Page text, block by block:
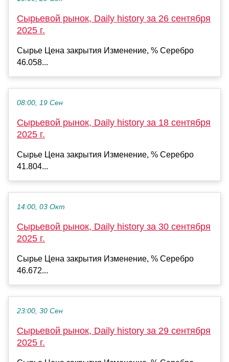
Сырьевой рынок, Daily history за 26 сентября
2025 г.
Сырье Цена закрытия Изменение, % Серебро
46.058...
08:00, 19 Сен
Сырьевой рынок, Daily history за 18 сентября
2025 г.
Сырье Цена закрытия Изменение, % Серебро
41.804...
14:00, 03 Окт
Сырьевой рынок, Daily history за 30 сентября
2025 г.
Сырье Цена закрытия Изменение, % Серебро
46.672...
23:00, 30 Сен
Сырьевой рынок, Daily history за 29 сентября
2025 г.